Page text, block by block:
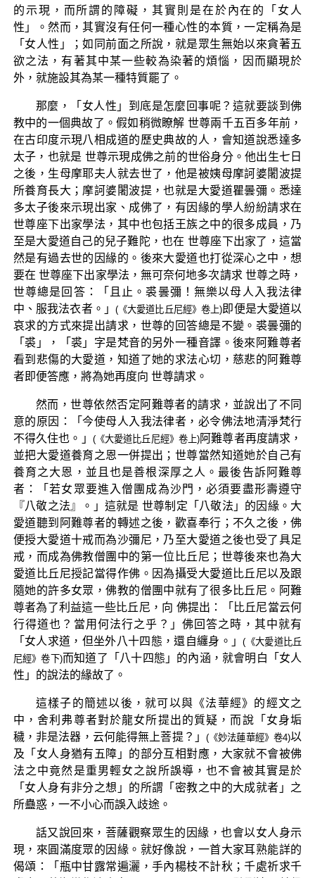
的示現，而所謂的障礙，其實則是在於內在的「女人
性」。然而，其實沒有任何一種心性的本質，一定稱為是
「女人性」；如同前面之所說，就是眾生無始以來貪著五
欲之法，有著其中某一些較為染著的煩惱，因而顯現於
外，就施設其為某一種特質罷了。
那麼，「女人性」到底是怎麼回事呢？這就要談到佛
教中的一個典故了。假如稍微瞭解 世尊兩千五百多年前，
在古印度示現八相成道的歷史典故的人，會知道說悉達多
太子，也就是 世尊示現成佛之前的世俗身分。他出生七日
之後，生母摩耶夫人就去世了，他是被姨母摩訶婆闍波提
所養育長大；摩訶婆闍波提，也就是大愛道瞿曇彌。悉達
多太子後來示現出家、成佛了，有因緣的學人紛紛請求在
世尊座下出家學法，其中也包括王族之中的很多成員，乃
至是大愛道自己的兒子難陀，也在 世尊座下出家了，這當
然是有過去世的因緣的。後來大愛道也打從深心之中，想
要在 世尊座下出家學法，無可奈何地多次請求 世尊之時，
世尊總是回答：「且止。裘曇彌！無樂以母人入我法律
中、服我法衣者。」 (《大愛道比丘尼經》卷上) 即便是大愛道以
哀求的方式來提出請求，世尊的回答總是不變。裘曇彌的
「裘」，「裘」字是梵音的另外一種音譯。後來阿難尊者
看到悲傷的大愛道，知道了她的求法心切，慈悲的阿難尊
者即便答應，將為她再度向 世尊請求。
然而，世尊依然否定阿難尊者的請求，並說出了不同
意的原因：「今使母人入我法律者，必令佛法地清淨梵行
不得久住也。」 (《大愛道比丘尼經》卷上) 阿難尊者再度請求，
並把大愛道養育之恩一併提出；世尊當然知道她於自己有
養育之大恩，並且也是善根深厚之人。最後告訴阿難尊
者：「若女眾要進入僧團成為沙門，必須要盡形壽遵守
『八敬之法』。」這就是 世尊制定「八敬法」的因緣。大
愛道聽到阿難尊者的轉述之後，歡喜奉行；不久之後，佛
便授大愛道十戒而為沙彌尼，乃至大愛道之後也受了具足
戒，而成為佛教僧團中的第一位比丘尼；世尊後來也為大
愛道比丘尼授記當得作佛。因為攝受大愛道比丘尼以及跟
隨她的許多女眾，佛教的僧團中就有了很多比丘尼。阿難
尊者為了利益這一些比丘尼，向 佛提出：「比丘尼當云何
行得道也？當用何法行之乎？」佛回答之時，其中就有
「女人求道，但坐外八十四態，還自纏身。」(《大愛道比丘
尼經》卷下)而知道了「八十四態」的內涵，就會明白「女人
性」的說法的緣故了。
這樣子的簡述以後，就可以與《法華經》的經文之
中，舍利弗尊者對於龍女所提出的質疑，而說「女身垢
穢，非是法器，云何能得無上菩提？」 (《妙法蓮華經》卷4)以
及「女人身猶有五障」的部分互相對應，大家就不會被佛
法之中竟然是重男輕女之說所誤導，也不會被其實是於
「女人身有非分之想」的所謂「密教之中的大成就者」之
所蠱惑，一不小心而誤入歧途。
話又說回來，菩薩觀察眾生的因緣，也會以女人身示
現，來圓滿度眾的因緣。就好像說，一首大家耳熟能詳的
偈頌：「瓶中甘露常遍灑，手內楊枝不計秋；千處祈求千